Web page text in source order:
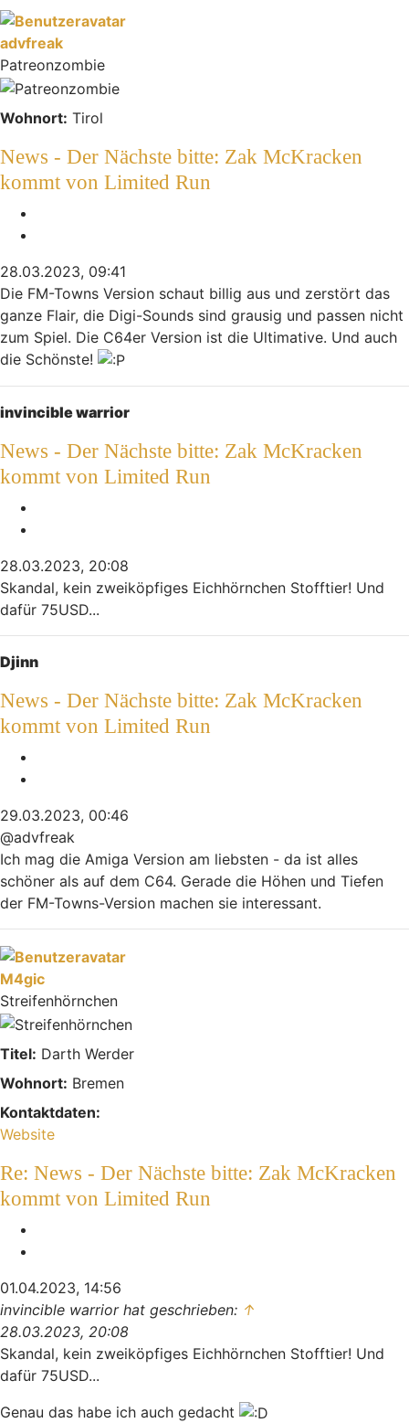
advfreak
Patreonzombie
Wohnort: Tirol
News - Der Nächste bitte: Zak McKracken
kommt von Limited Run
28.03.2023, 09:41
Die FM-Towns Version schaut billig aus und zerstört das
ganze Flair, die Digi-Sounds sind grausig und passen nicht
zum Spiel. Die C64er Version ist die Ultimative. Und auch
die Schönste!
Nach oben
invincible warrior
News - Der Nächste bitte: Zak McKracken
kommt von Limited Run
28.03.2023, 20:08
Skandal, kein zweiköpfiges Eichhörnchen Stofftier! Und
dafür 75USD...
Nach oben
Djinn
News - Der Nächste bitte: Zak McKracken
kommt von Limited Run
29.03.2023, 00:46
@advfreak
Ich mag die Amiga Version am liebsten - da ist alles
schöner als auf dem C64. Gerade die Höhen und Tiefen
der FM-Towns-Version machen sie interessant.
Nach oben
M4gic
Streifenhörnchen
Titel: Darth Werder
Wohnort: Bremen
Kontaktdaten:
Kontaktdaten von M4gic
Website
Re: News - Der Nächste bitte: Zak McKracken
kommt von Limited Run
01.04.2023, 14:56
invincible warrior hat geschrieben: ↑
28.03.2023, 20:08
Skandal, kein zweiköpfiges Eichhörnchen Stofftier! Und
dafür 75USD...
Genau das habe ich auch gedacht